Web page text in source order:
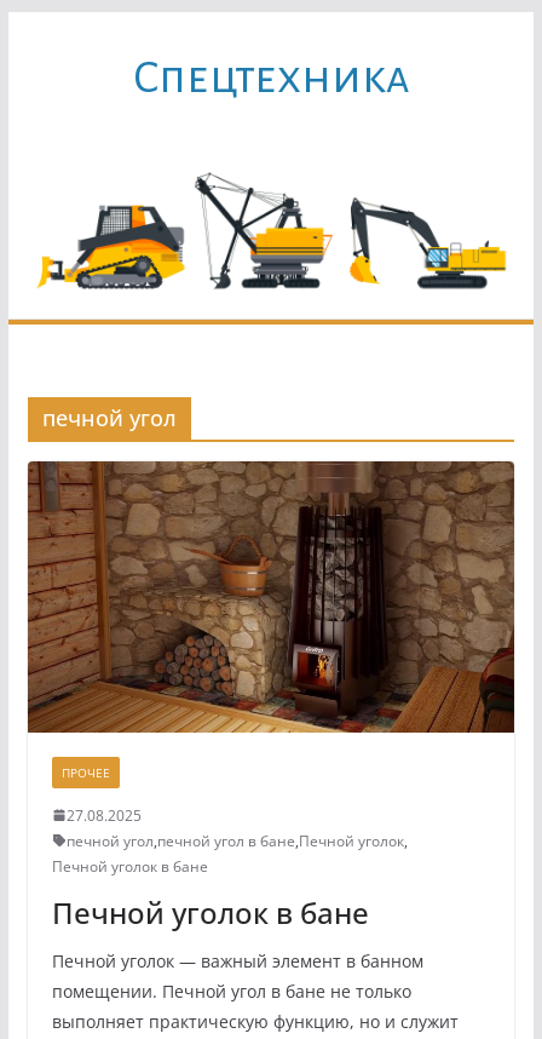
содержимомуCпецтехника
печной угол
ПРОЧЕЕ
27.08.2025
печной угол,печной угол в бане,Печной уголок,
Печной уголок в бане
Печной уголок в бане
Печной уголок — важный элемент в банном
помещении. Печной угол в бане не только
выполняет практическую функцию, но и служит